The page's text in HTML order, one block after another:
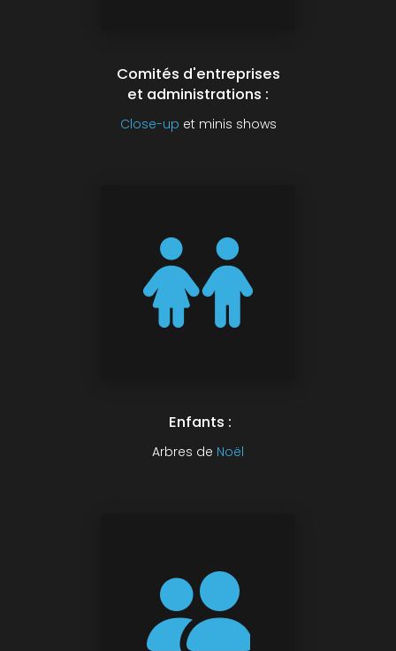
Comités d'entreprises
et administrations :
Close-up et minis shows
Enfants :
Arbres de Noël